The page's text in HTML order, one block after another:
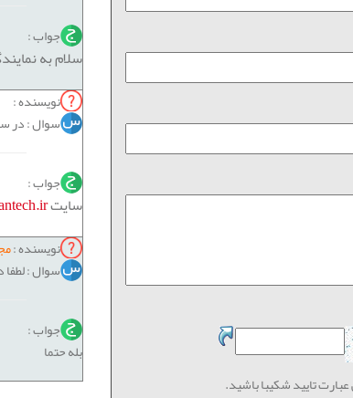
تایید شکیبا باشید.
جواب :
سلام به
نویسنده :
سوال : در
جواب :
سایت
نویسنده :
سوال :
جواب :
بله حتما